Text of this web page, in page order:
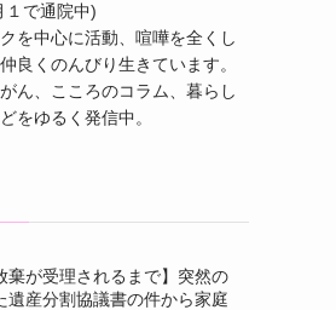
１で通院中)
を中心に活動、喧嘩を全くし
良くのんびり生きています。
ん、こころのコラム、暮らし
をゆるく発信中。
棄が受理されるまで】突然の
遺産分割協議書の件から家庭